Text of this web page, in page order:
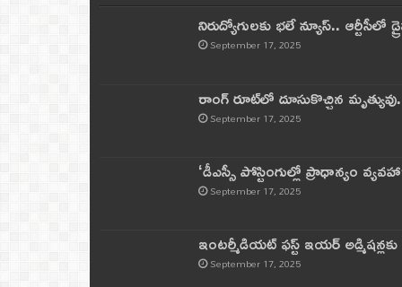
నిరుద్యోగులకు భలే న్యూస్.. ఆర్టీసీలో
September 17, 2025
రాంగ్ రూట్‌లో దూసుకొచ్చిన
September 17, 2025
‘డీఎస్సీ పోస్టింగుల్లో ప్రాధాన్యం
September 17, 2025
ఇంటర్మీడియట్ ఫస్ట్‌ ఇయర్‌
September 17, 2025